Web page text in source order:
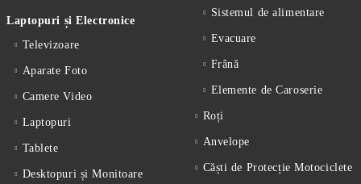
Laptopuri și Electronice
Televizoare
Aparate Foto
Camere Video
Laptopuri
Tablete
Desktopuri și Monitoare
Sistemul de alimentare
Evacuare
Frână
Elemente de Caroserie
Roți
Anvelope
Căști de Protecție Motociclete